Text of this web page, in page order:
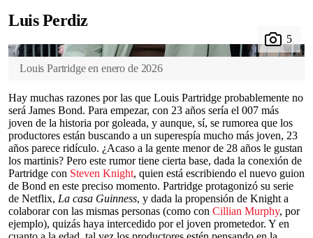
Luis Perdiz
Louis Partridge en enero de 2026
Hay muchas razones por las que Louis Partridge probablemente no
será James Bond. Para empezar, con 23 años sería el 007 más
joven de la historia por goleada, y aunque, sí, se rumorea que los
productores están buscando a un superespía mucho más joven, 23
años parece ridículo. ¿Acaso a la gente menor de 28 años le gustan
los martinis? Pero este rumor tiene cierta base, dada la conexión de
Partridge con Steven Knight, quien está escribiendo el nuevo guion
de Bond en este preciso momento. Partridge protagonizó su serie
de Netflix, La casa Guinness, y dada la propensión de Knight a
colaborar con las mismas personas (como con Cillian Murphy, por
ejemplo), quizás haya intercedido por el joven prometedor. Y en